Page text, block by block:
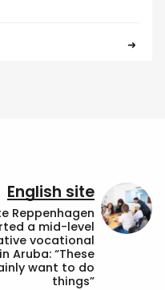
English site
Reppenhagen
a mid-level
vocational
Aruba: “These
want to do
things”